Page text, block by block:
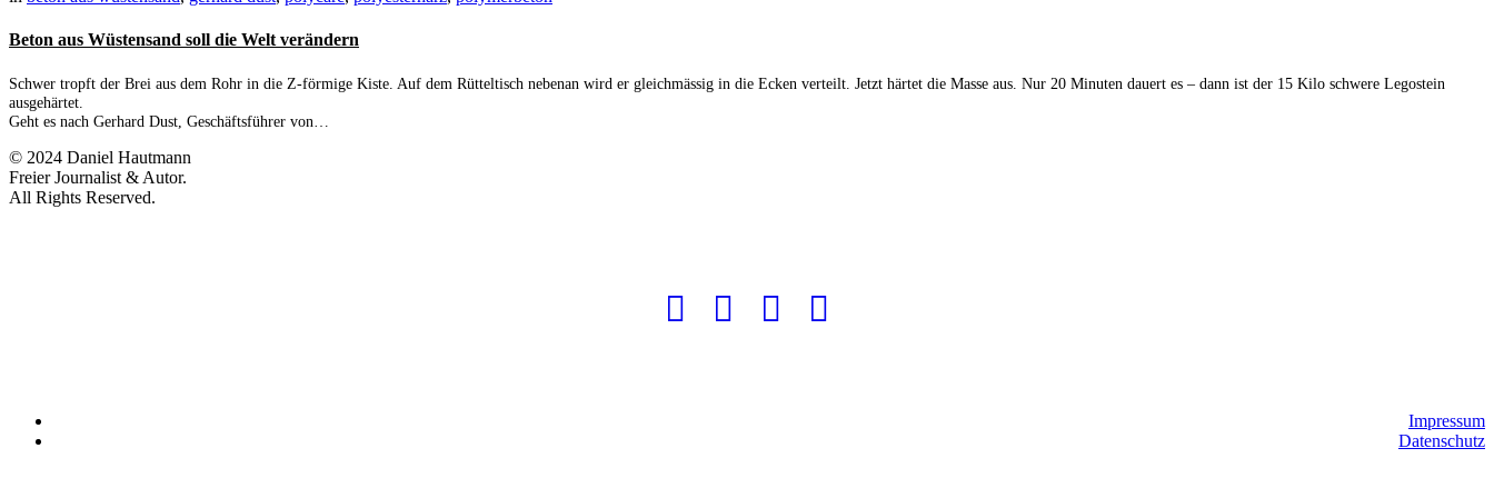
Beton aus Wüstensand soll die Welt verändern
Schwer tropft der Brei aus dem Rohr in die Z-förmige Kiste. Auf dem Rütteltisch nebenan wird er gleichmässig in die Ecken verteilt. Jetzt härtet die Masse aus. Nur 20 Minuten dauert es – dann ist der 15 Kilo schwere Legostein
ausgehärtet.
Geht es nach Gerhard Dust, Geschäftsführer von…
© 2024 Daniel Hautmann
Freier Journalist & Autor.
All Rights Reserved.
Impressum
Datenschutz